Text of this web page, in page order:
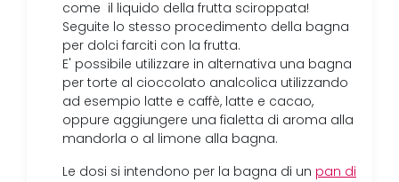
come il liquido della frutta sciroppata!
Seguite lo stesso procedimento della bagna
per dolci farciti con la frutta.
E' possibile utilizzare in alternativa una bagna
per torte al cioccolato analcolica utilizzando
ad esempio latte e caffè, latte e cacao,
oppure aggiungere una fialetta di aroma alla
mandorla o al limone alla bagna.
Le dosi si intendono per la bagna di un pan di